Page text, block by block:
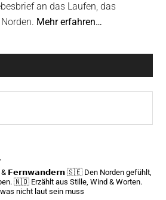
an das Laufen, das
Mehr erfahren…
& 𝗙𝗲𝗿𝗻𝘄𝗮𝗻𝗱𝗲𝗿𝗻 🇸🇪 Den Norden gefühlt,
🇳🇴 Erzählt aus Stille, Wind & Worten.
nicht laut sein muss